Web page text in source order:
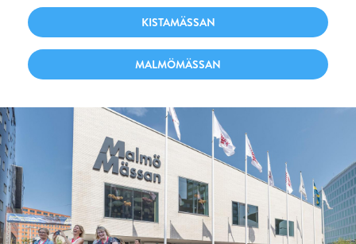
KISTAMÄSSAN
MALMÖMÄSSAN